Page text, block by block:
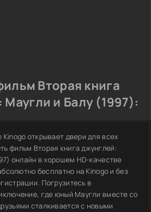
Вторая книга
Маугли и Балу (1997):
открывает двери для всех
фильм Вторая книга джунглей:
онлайн в хорошем HD-качестве
бесплатно на Kinogo и без
Погрузитесь в
где юный Маугли вместе со
сталкивается с новыми